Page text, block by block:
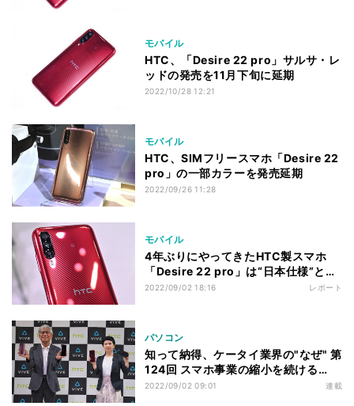
モバイル
HTC、「Desire 22 pro」サルサ・レ
ッドの発売を11月下旬に延期
2022/10/28 12:21
モバイル
HTC、SIMフリースマホ「Desire 22
pro」の一部カラーを発売延期
2022/09/26 11:28
モバイル
4年ぶりにやってきたHTC製スマホ
「Desire 22 pro」は“日本仕様”とVR
連携が魅力
2022/09/02 18:16 レポート
パソコン
知って納得、ケータイ業界の"なぜ" 第
124回 スマホ事業の縮小を続ける
HTCが4年ぶりに日本でスマートフォ
2022/09/02 09:01 連載